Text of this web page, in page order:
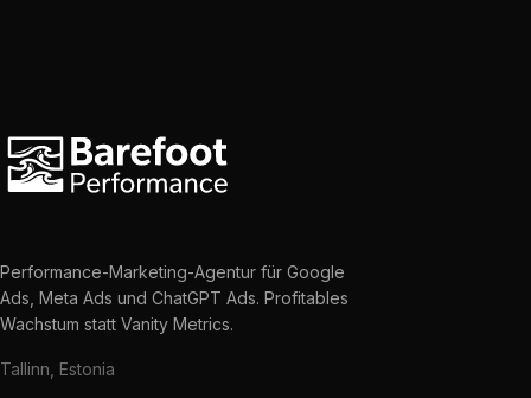
Performance-Marketing-Agentur für Google
Ads, Meta Ads und ChatGPT Ads. Profitables
Wachstum statt Vanity Metrics.
Tallinn, Estonia